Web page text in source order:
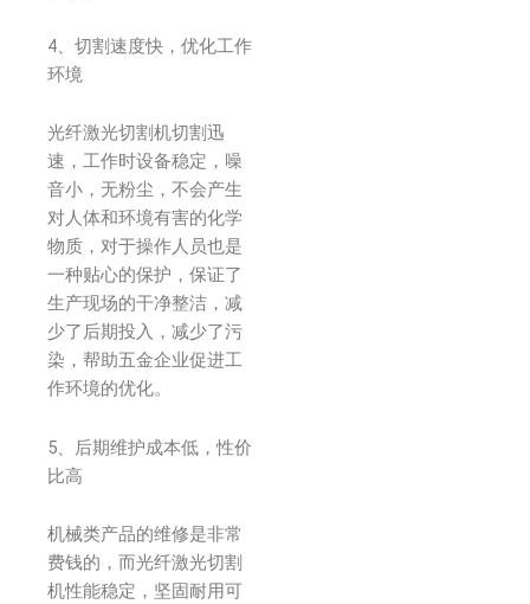
4、切割速度快，优化工作
环境
光纤激光切割机切割迅
速，工作时设备稳定，噪
音小，无粉尘，不会产生
对人体和环境有害的化学
物质，对于操作人员也是
一种贴心的保护，保证了
生产现场的干净整洁，减
少了后期投入，减少了污
染，帮助五金企业促进工
作环境的优化。
5、后期维护成本低，性价
比高
机械类产品的维修是非常
费钱的，而光纤激光切割
机性能稳定，坚固耐用可